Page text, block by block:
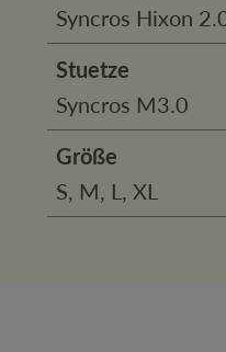
Syncros Hixon
Stuetze
Syncros M3.0
Größe
S, M, L, XL